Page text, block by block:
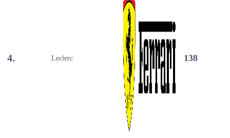
4. Leclerc 138